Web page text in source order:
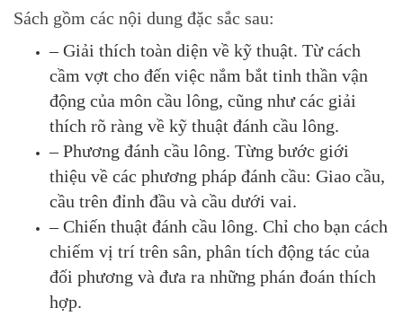
Sách gồm các nội dung đặc sắc sau:
– Giải thích toàn diện về kỹ thuật. Từ cách
cầm vợt cho đến việc nắm bắt tinh thần vận
động của môn cầu lông, cũng như các giải
thích rõ ràng về kỹ thuật đánh cầu lông.
– Phương đánh cầu lông. Từng bước giới
thiệu về các phương pháp đánh cầu: Giao cầu,
cầu trên đỉnh đầu và cầu dưới vai.
– Chiến thuật đánh cầu lông. Chỉ cho bạn cách
chiếm vị trí trên sân, phân tích động tác của
đối phương và đưa ra những phán đoán thích
hợp.